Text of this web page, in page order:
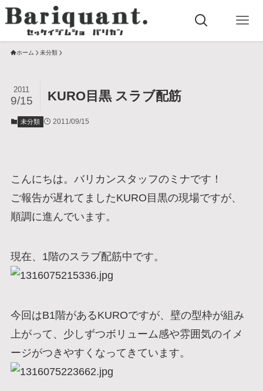
ホーム 未分類
KURO目黒 スラブ配筋
2011
9/15
未分類 2011/09/15
こんにちは。バリカンスタッフのミナです！
ご報告が遅れてましたKURO目黒の現場ですが、
順調に進んでいます。
現在、1階のスラブ配筋中です。
今回はB1階があるKUROですが、壁の型枠が組み
上がって、少しずつボリューム感や雰囲気のイメ
ージがつきやすくなってきています。